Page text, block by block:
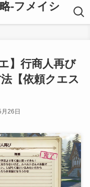
-フメイシ
】行商人再び
【依頼クエス
26日